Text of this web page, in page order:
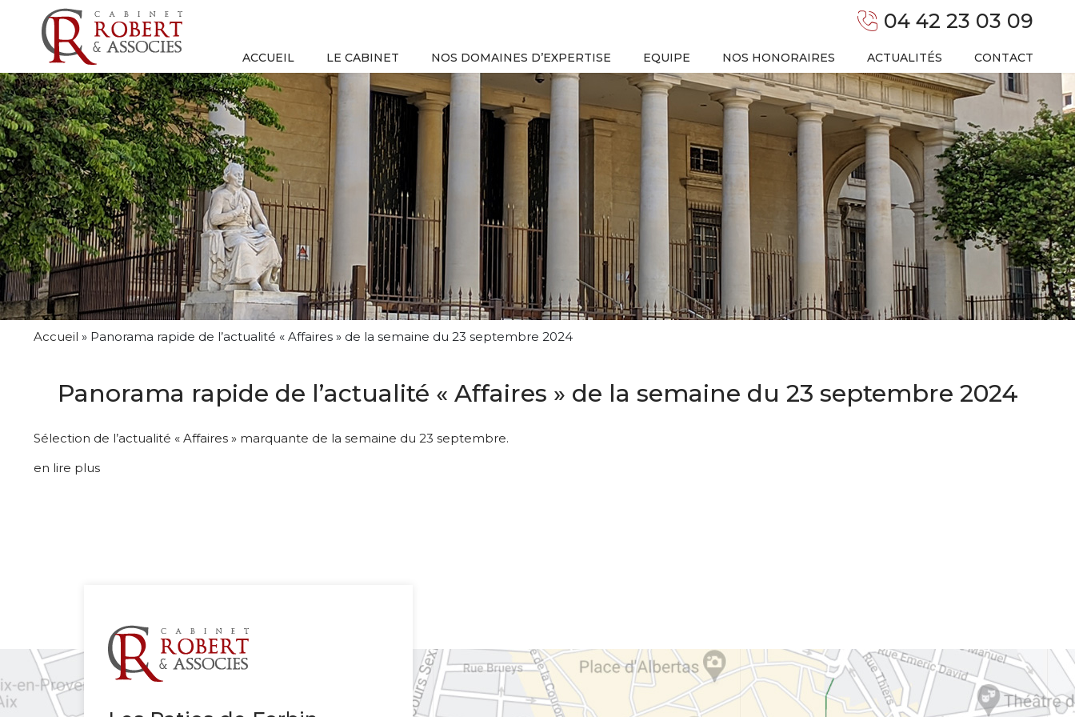
04 42 23 03 09
ACCUEIL LE CABINET NOS DOMAINES D’EXPERTISE EQUIPE NOS HONORAIRES ACTUALITÉS CONTACT
Accueil » Panorama rapide de l’actualité « Affaires » de la semaine du 23 septembre 2024
Panorama rapide de l’actualité « Affaires » de la semaine du 23 septembre 2024
Sélection de l’actualité « Affaires » marquante de la semaine du 23 septembre.
en lire plus